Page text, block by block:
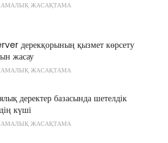
ЖАСАҚТАМА
дерекқорының қызмет көрсету
жасау
ЖАСАҚТАМА
деректер базасында шетелдік
күші
ЖАСАҚТАМА